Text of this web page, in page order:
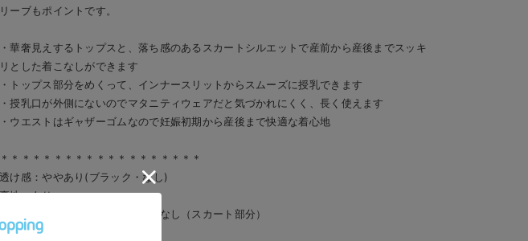
リーブもポイントです。
・華奢見えするトップスと、落ち感のあるスカートシルエットで産前から産後までスッキ
リとした着こなしができます
・トップス部分をめくって、インナースリットからスムーズに授乳できます
・授乳口が外側にないのでマタニティウェアだと気づかれにくく、長く使えます
・ウエストはギャザーゴムなので妊娠初期から産後まで快適な着心地
＊＊＊＊＊＊＊＊＊＊＊＊＊＊＊＊＊＊＊
透け感：ややあり(ブラック・なし)
裏地：あり
伸縮性：あり（トップス部分）・なし（スカート部分）
光沢感：なし